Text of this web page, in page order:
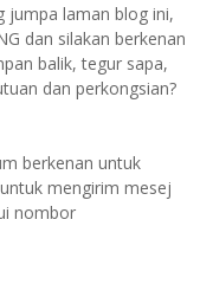
jumpa laman blog ini,
dan silakan berkenan
balik, tegur sapa,
dan perkongsian?
berkenan untuk
mengirim mesej
nombor